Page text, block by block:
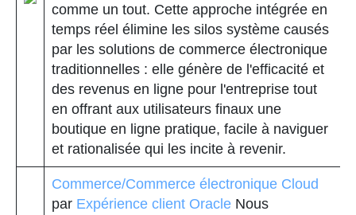
comme un tout. Cette approche intégrée en
temps réel élimine les silos système causés
par les solutions de commerce électronique
traditionnelles : elle génère de l'efficacité et
des revenus en ligne pour l'entreprise tout
en offrant aux utilisateurs finaux une
boutique en ligne pratique, facile à naviguer
et rationalisée qui les incite à revenir.
Commerce/Commerce électronique Cloud
par Expérience client Oracle Nous